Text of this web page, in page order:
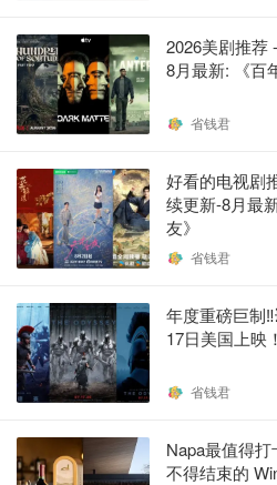
2026美剧推荐
8月最新: 《​​百
省钱君
好看的电视剧
续更新-8月最
友》
省钱君
年度重磅巨制
17日美国上映
省钱君
Napa最值得
不得结束的